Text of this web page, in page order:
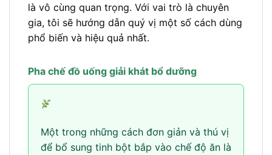
là vô cùng quan trọng. Với vai trò là chuyên
gia, tôi sẽ hướng dẫn quý vị một số cách dùng
phổ biến và hiệu quả nhất.
Pha chế đồ uống giải khát bổ dưỡng
Một trong những cách đơn giản và thú vị
để bổ sung tinh bột bắp vào chế độ ăn là